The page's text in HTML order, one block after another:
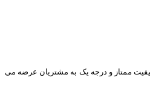
ممتاز و درجه یک به مشتریان عرضه می